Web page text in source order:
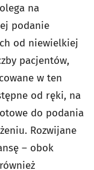
na
podanie
od niewielkiej
pacjentów,
w ten
od ręki, na
do podania
Rozwijane
– obok